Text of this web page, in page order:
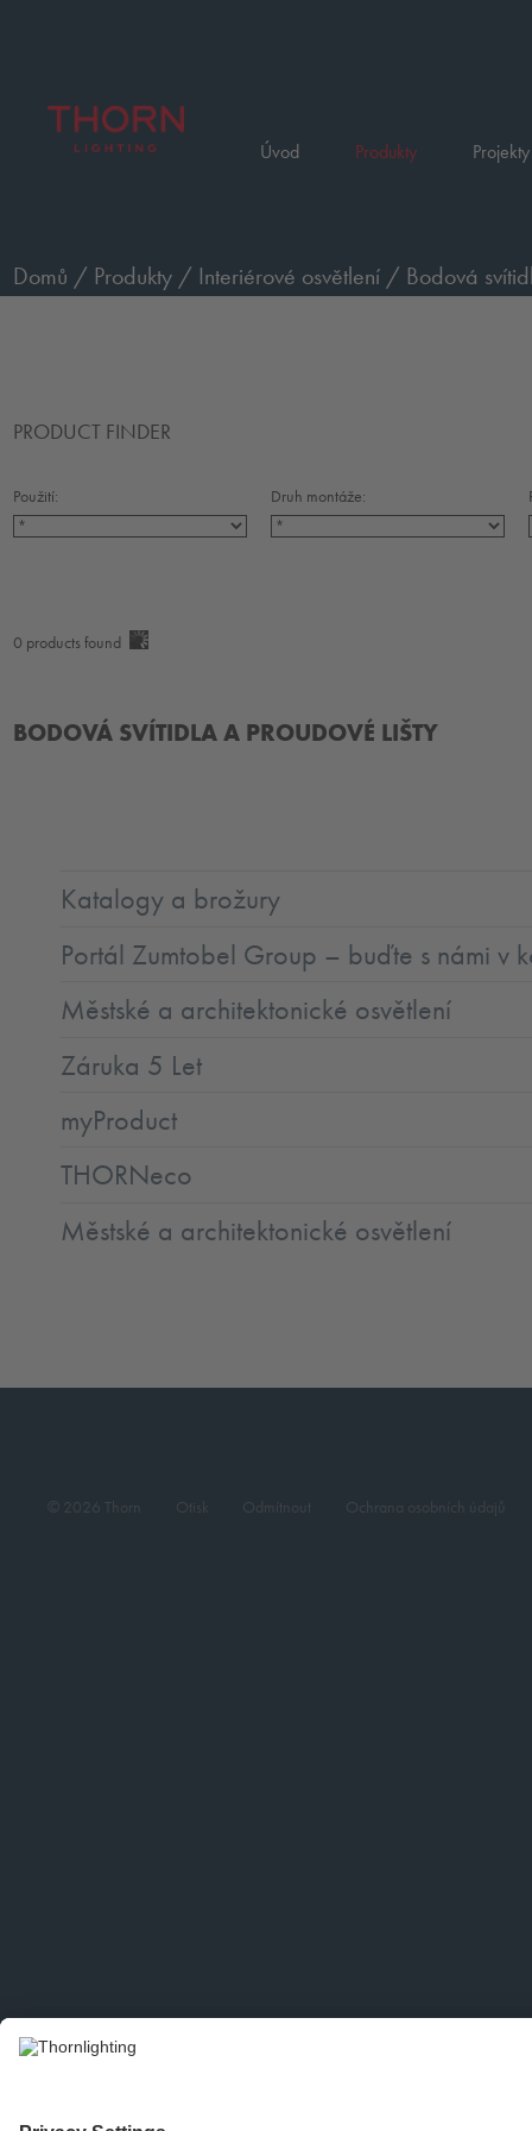
Úvod Produkty
Domů / Produkty / Interiérové osvětlení / Bodová
PRODUCT FINDER
Použití: Druh montáže:
0 products found
BODOVÁ SVÍTIDLA A PROUDOVÉ LIŠTY
Katalogy a brožury
Portál Zumtobel Group – buďte s námi v
Městské a architektonické osvětlení
Záruka 5 Let
myProduct
THORNeco
Městské a architektonické osvětlení